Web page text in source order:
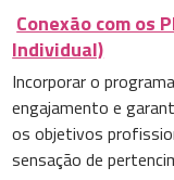
Conexão com os
Individual)
Incorporar o
engajamento e
os objetivos
sensação de